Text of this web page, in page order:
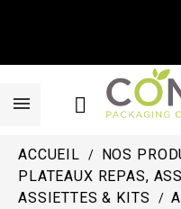
ACCUEIL
NOS
PLATEAUX REPAS,
ASSIETTES & KITS